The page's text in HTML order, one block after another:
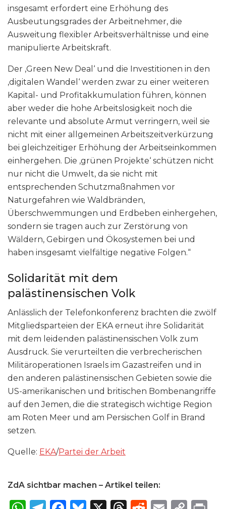
insgesamt erfordert eine Erhöhung des
Ausbeutungsgrades der Arbeitnehmer, die
Ausweitung flexibler Arbeitsverhältnisse und eine
manipulierte Arbeitskraft.
Der ‚Green New Deal‘ und die Investitionen in den
‚digitalen Wandel‘ werden zwar zu einer weiteren
Kapital- und Profitakkumulation führen, können
aber weder die hohe Arbeitslosigkeit noch die
relevante und absolute Armut verringern, weil sie
nicht mit einer allgemeinen Arbeitszeitverkürzung
bei gleichzeitiger Erhöhung der Arbeitseinkommen
einhergehen. Die ‚grünen Projekte‘ schützen nicht
nur nicht die Umwelt, da sie nicht mit
entsprechenden Schutzmaßnahmen vor
Naturgefahren wie Waldbränden,
Überschwemmungen und Erdbeben einhergehen,
sondern sie tragen auch zur Zerstörung von
Wäldern, Gebirgen und Ökosystemen bei und
haben insgesamt vielfältige negative Folgen.“
Solidarität mit dem
palästinensischen Volk
Anlässlich der Telefonkonferenz brachten die zwölf
Mitgliedsparteien der EKA erneut ihre Solidarität
mit dem leidenden palästinensischen Volk zum
Ausdruck. Sie verurteilten die verbrecherischen
Militäroperationen Israels im Gazastreifen und in
den anderen palästinensischen Gebieten sowie die
US-amerikanischen und britischen Bombenangriffe
auf den Jemen, die die strategisch wichtige Region
am Roten Meer und am Persischen Golf in Brand
setzen.
Quelle: EKA/Partei der Arbeit
ZdA sichtbar machen – Artikel teilen: